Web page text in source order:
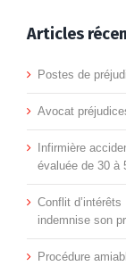
:
et
de
Articles
Postes de
Avocat
Infirmière
évaluée de 30 à
Conflit d’intérêts
indemnise son
Procédure